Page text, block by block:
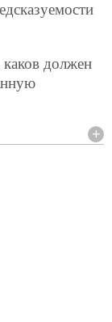
должен